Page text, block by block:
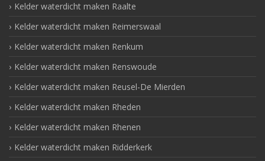
Kelder waterdicht maken Raalte
Kelder waterdicht maken Reimerswaal
Kelder waterdicht maken Renkum
Kelder waterdicht maken Renswoude
Kelder waterdicht maken Reusel-De Mierden
Kelder waterdicht maken Rheden
Kelder waterdicht maken Rhenen
Kelder waterdicht maken Ridderkerk